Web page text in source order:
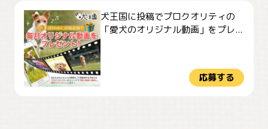
犬王国に投稿でプロクオリティの
「愛犬のオリジナル動画」をプレ...
応募する